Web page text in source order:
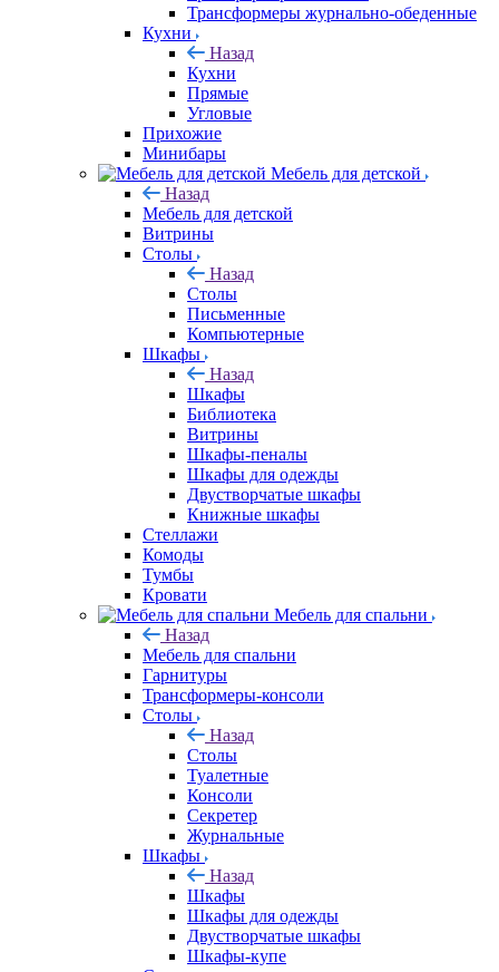
Трансформеры журнально-обеденные
Кухни
Назад
Кухни
Прямые
Угловые
Прихожие
Минибары
Мебель для детской
Назад
Мебель для детской
Витрины
Столы
Назад
Столы
Письменные
Компьютерные
Шкафы
Назад
Шкафы
Библиотека
Витрины
Шкафы-пеналы
Шкафы для одежды
Двустворчатые шкафы
Книжные шкафы
Стеллажи
Комоды
Тумбы
Кровати
Мебель для спальни
Назад
Мебель для спальни
Гарнитуры
Трансформеры-консоли
Столы
Назад
Столы
Туалетные
Консоли
Секретер
Журнальные
Шкафы
Назад
Шкафы
Шкафы для одежды
Двустворчатые шкафы
Шкафы-купе